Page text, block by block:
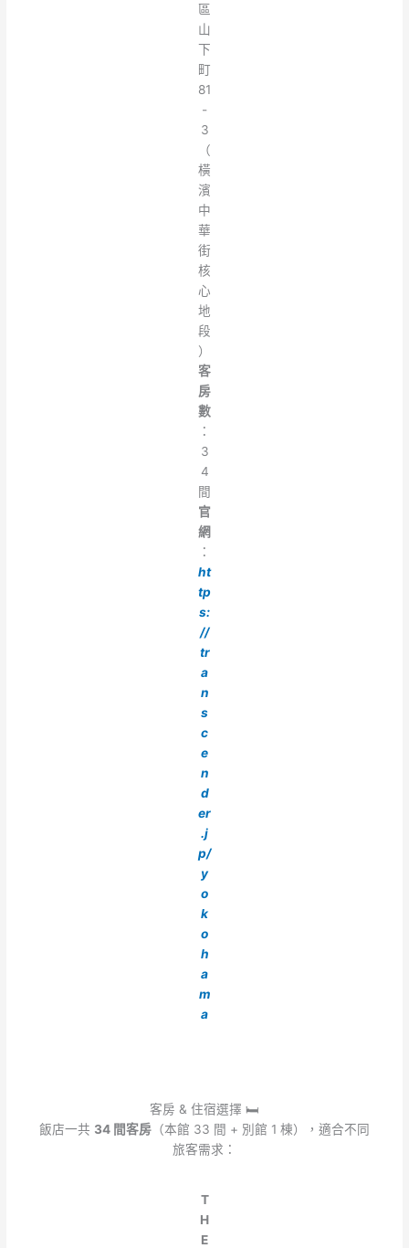
區
山
下
町
81
-
3
（
橫
濱
中
華
街
核
心
地
段
）
客
房
數
：
3
4
間
官
網
：
ht
tp
s:
//
tr
a
n
s
c
e
n
d
er
.j
p/
y
o
k
o
h
a
m
a
客房 & 住宿選擇 🛏️
飯店一共 34 間客房 （本館 33 間 + 別館 1 棟），適合不同
旅客需求：
T
H
E